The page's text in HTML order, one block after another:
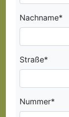
Nachname*
Straße*
Nummer*